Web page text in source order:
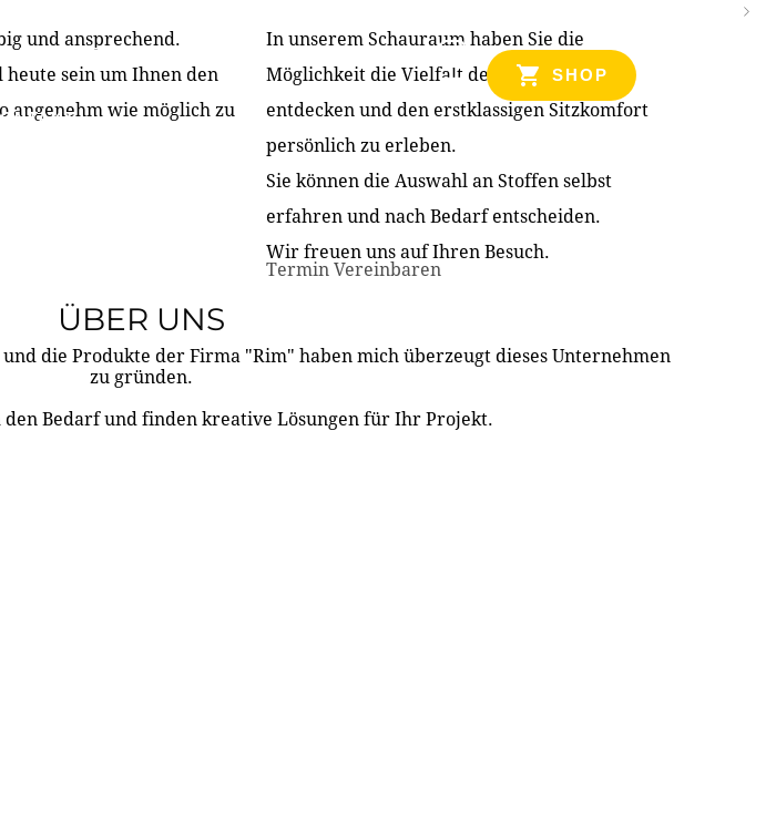
UNS PARTNER & REFERENZEN
SHOP
und ansprechend.
heute sein um Ihnen den
angenehm wie möglich zu
In unserem Schauraum haben Sie die
Möglichkeit die Vielfalt der Produkte zu
entdecken und den erstklassigen Sitzkomfort
persönlich zu erleben.
Sie können die Auswahl an Stoffen selbst
erfahren und nach Bedarf entscheiden.
Wir freuen uns auf Ihren Besuch.
Termin Vereinbaren
ÜBER UNS
die Produkte der Firma "Rim" haben mich überzeugt dieses Unternehmen
zu gründen.
den Bedarf und finden kreative Lösungen für Ihr Projekt.